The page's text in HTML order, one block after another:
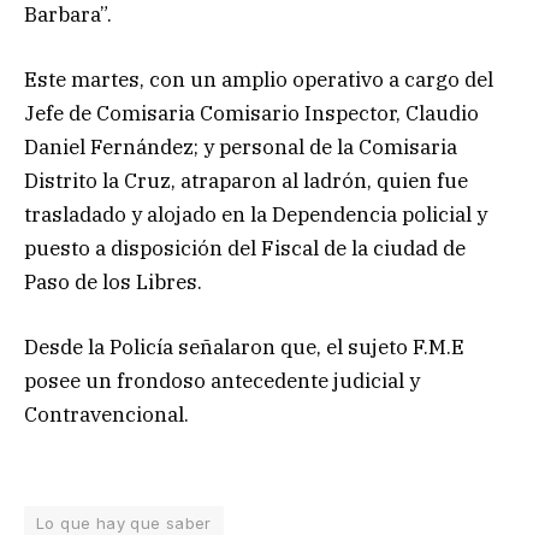
Barbara”.
Este martes, con un amplio operativo a cargo del
Jefe de Comisaria Comisario Inspector, Claudio
Daniel Fernández; y personal de la Comisaria
Distrito la Cruz, atraparon al ladrón, quien fue
trasladado y alojado en la Dependencia policial y
puesto a disposición del Fiscal de la ciudad de
Paso de los Libres.
Desde la Policía señalaron que, el sujeto F.M.E
posee un frondoso antecedente judicial y
Contravencional.
Lo que hay que saber